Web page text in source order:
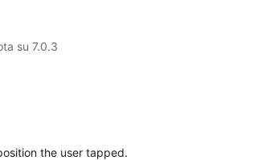
su 7.0.3
the user tapped.